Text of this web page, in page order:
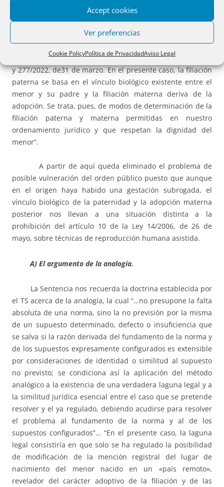
Accept cookies
Ver preferencias
Cookie PolicyPolítica de PrivacidadAviso Legal
recurso la trascendencia que las sentencias de instancia le
atribuyen. La filiación del menor no ha sido fijada con base
en el contrato de gestación subrogada, al contrario de lo
que se pretendía en los casos que fueron objeto de las
sentencias de esta sala 835/2013, de 6 de febrero de 2014,
y 277/2022, de31 de marzo. En el presente caso, la filiación
paterna se basa en el vínculo biológico existente entre el
menor y su padre y la filiación materna deriva de la
adopción. Se trata, pues, de modos de determinación de la
filiación paterna y materna permitidas en nuestro
ordenamiento jurídico y que respetan la dignidad del
menor”.
A partir de aquí queda eliminado el problema de
posible vulneración del orden público puesto que aunque
en el origen haya habido una gestación subrogada, el
vínculo biológico de la paternidad y la adopción materna
posterior nos llevan a una situación distinta a la
prohibición del artículo 10 de la Ley 14/2006, de 26 de
mayo, sobre técnicas de reproducción humana asistida.
A) El argumento de la analogía.
La Sentencia nos recuerda la doctrina establecida por
el TS acerca de la analogía, la cual “…no presupone la falta
absoluta de una norma, sino la no previsión por la misma
de un supuesto determinado, defecto o insuficiencia que
se salva si la razón derivada del fundamento de la norma y
de los supuestos expresamente configurados es extensible
por consideraciones de identidad o similitud al supuesto
no previsto; se condiciona así la aplicación del método
analógico a la existencia de una verdadera laguna legal y a
la similitud jurídica esencial entre el caso que se pretende
resolver y el ya regulado, debiendo acudirse para resolver
el problema al fundamento de la norma y al de los
supuestos configurados”… “En el presente caso, la laguna
legal consistiría en que solo se ha regulado la posibilidad
de modificación de la mención registral del lugar de
nacimiento del menor nacido en un «país remoto»,
revelador del carácter adoptivo de la filiación y de las